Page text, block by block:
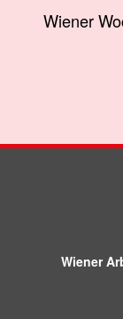
Wiener
Wiener